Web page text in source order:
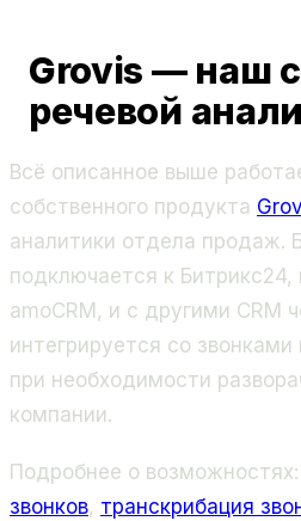
Grovis — наш
речевой
Всё описанное выше
собственного продукта
аналитики отдела продаж.
подключается к Битрикс24,
amoCRM, и с другими CRM
интегрируется со
при необходимости
компании.
Подробнее о возможностях:
звонков, транскрибация